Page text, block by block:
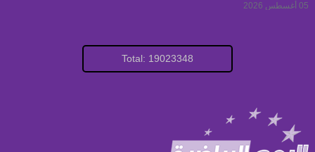
05 أغسطس 2026
Total: 19023348